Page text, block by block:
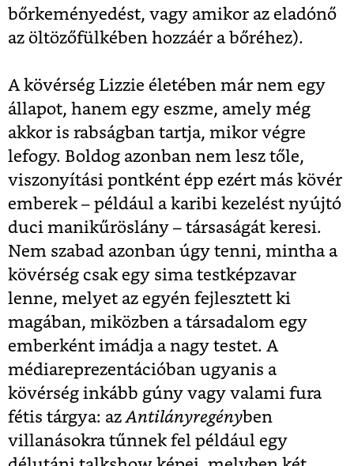
bőrkeményedést, vagy amikor az eladónő
az öltözőfülkében hozzáér a bőréhez).
A kövérség Lizzie életében már nem egy
állapot, hanem egy eszme, amely még
akkor is rabságban tartja, mikor végre
lefogy. Boldog azonban nem lesz tőle,
viszonyítási pontként épp ezért más kövér
emberek – például a karibi kezelést nyújtó
duci manikűröslány – társaságát keresi.
Nem szabad azonban úgy tenni, mintha a
kövérség csak egy sima testképzavar
lenne, melyet az egyén fejlesztett ki
magában, miközben a társadalom egy
emberként imádja a nagy testet. A
médiareprezentációban ugyanis a
kövérség inkább gúny vagy valami fura
fétis tárgya: az Antilányregényben
villanásokra tűnnek fel például egy